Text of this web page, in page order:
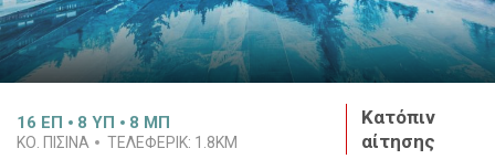
16 ΕΠ 8 ΥΠ 8 ΜΠ
ΚΟ. ΠΙΣΊΝΑ ΤΕΛΕΦΕΡΊΚ: 1.8KM
Κατόπιν
αίτησης